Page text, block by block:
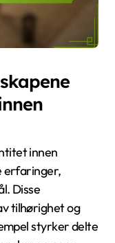
innen
erfaringer,
Disse
tilhørighet og
styrker delte